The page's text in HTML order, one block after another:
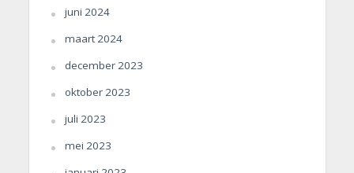
juni 2024
maart 2024
december 2023
oktober 2023
juli 2023
mei 2023